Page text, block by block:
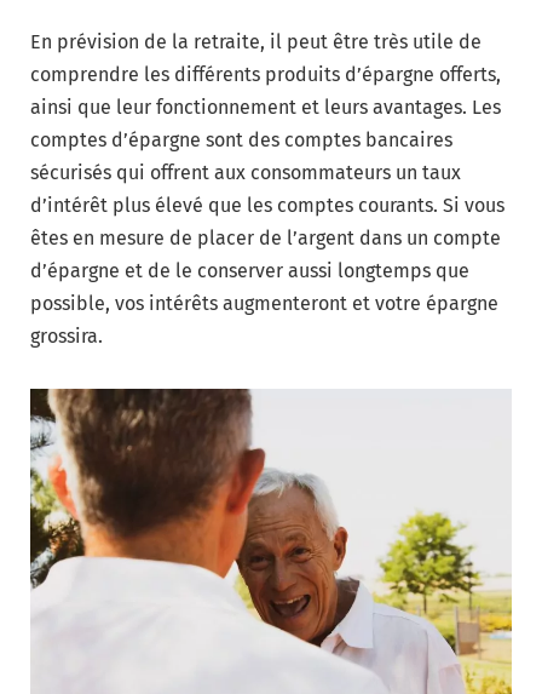
En prévision de la retraite, il peut être très utile de
comprendre les différents produits d’épargne offerts,
ainsi que leur fonctionnement et leurs avantages. Les
comptes d’épargne sont des comptes bancaires
sécurisés qui offrent aux consommateurs un taux
d’intérêt plus élevé que les comptes courants. Si vous
êtes en mesure de placer de l’argent dans un compte
d’épargne et de le conserver aussi longtemps que
possible, vos intérêts augmenteront et votre épargne
grossira.